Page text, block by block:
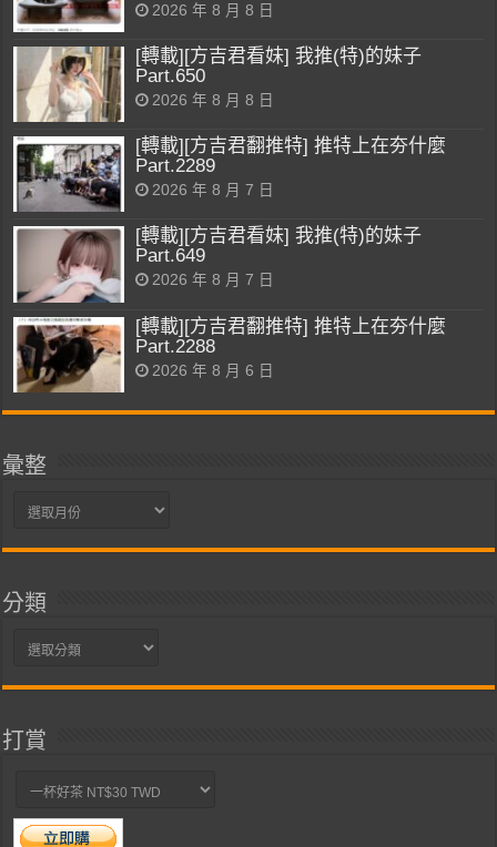
2026 年 8 月 8 日
[轉載][方吉君看妹] 我推(特)的妹子
Part.650
2026 年 8 月 8 日
[轉載][方吉君翻推特] 推特上在夯什麼
Part.2289
2026 年 8 月 7 日
[轉載][方吉君看妹] 我推(特)的妹子
Part.649
2026 年 8 月 7 日
[轉載][方吉君翻推特] 推特上在夯什麼
Part.2288
2026 年 8 月 6 日
彙整
彙
分類
分
打賞